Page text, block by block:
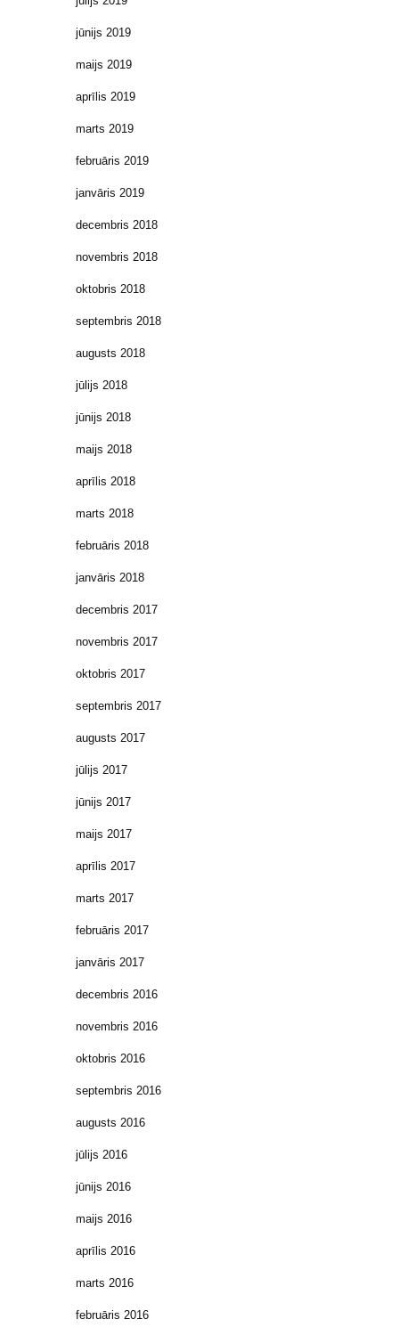
jūnijs 2019
maijs 2019
aprīlis 2019
marts 2019
februāris 2019
janvāris 2019
decembris 2018
novembris 2018
oktobris 2018
septembris 2018
augusts 2018
jūlijs 2018
jūnijs 2018
maijs 2018
aprīlis 2018
marts 2018
februāris 2018
janvāris 2018
decembris 2017
novembris 2017
oktobris 2017
septembris 2017
augusts 2017
jūlijs 2017
jūnijs 2017
maijs 2017
aprīlis 2017
marts 2017
februāris 2017
janvāris 2017
decembris 2016
novembris 2016
oktobris 2016
septembris 2016
augusts 2016
jūlijs 2016
jūnijs 2016
maijs 2016
aprīlis 2016
marts 2016
februāris 2016